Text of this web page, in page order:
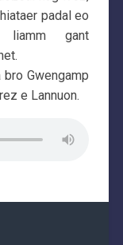
padal eo
liamm gant
bro Gwengamp
e Lannuon.